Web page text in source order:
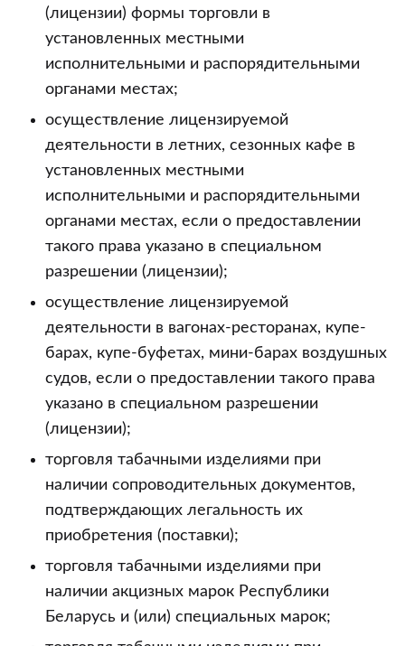
(лицензии) формы торговли в
установленных местными
исполнительными и распорядительными
органами местах;
осуществление лицензируемой
деятельности в летних, сезонных кафе в
установленных местными
исполнительными и распорядительными
органами местах, если о предоставлении
такого права указано в специальном
разрешении (лицензии);
осуществление лицензируемой
деятельности в вагонах-ресторанах, купе-
барах, купе-буфетах, мини-барах воздушных
судов, если о предоставлении такого права
указано в специальном разрешении
(лицензии);
торговля табачными изделиями при
наличии сопроводительных документов,
подтверждающих легальность их
приобретения (поставки);
торговля табачными изделиями при
наличии акцизных марок Республики
Беларусь и (или) специальных марок;